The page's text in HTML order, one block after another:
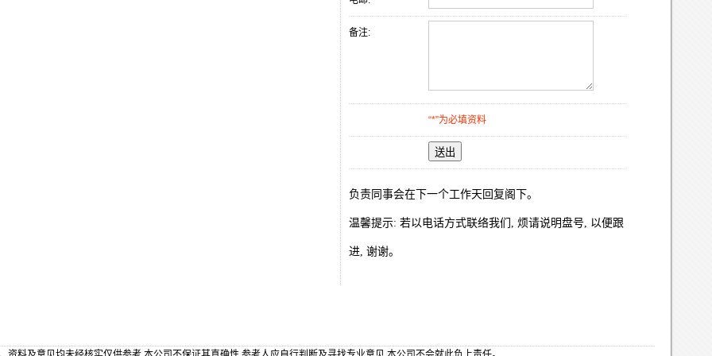
备注:
“*”为必填资料
送出
负责同事会在下一个工作天回复阁下。
温馨提示: 若以电话方式联络我们, 烦请说明盘号, 以便跟
进, 谢谢。